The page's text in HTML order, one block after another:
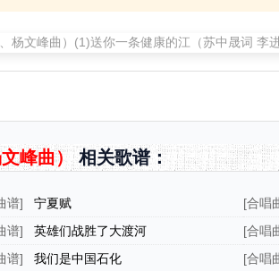
峰曲）相关歌谱：
谱] 宁夏赋 [合唱
谱] 英雄们战胜了大渡河 [合唱
谱] 我们是中国石化 [合唱